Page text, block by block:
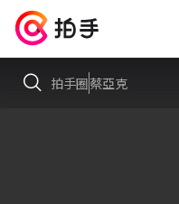
拍手圈蔡亞克